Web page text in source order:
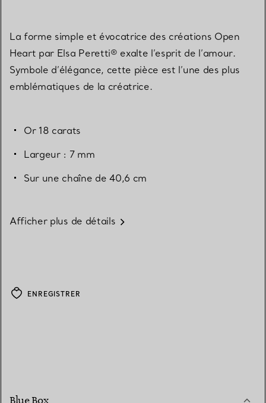
La forme simple et évocatrice des créations Open
Heart par Elsa Peretti® exalte l’esprit de l’amour.
Symbole d’élégance, cette pièce est l’une des plus
emblématiques de la créatrice.
Or 18 carats
Largeur : 7 mm
Sur une chaîne de 40,6 cm
Afficher plus de détails
ENREGISTRER